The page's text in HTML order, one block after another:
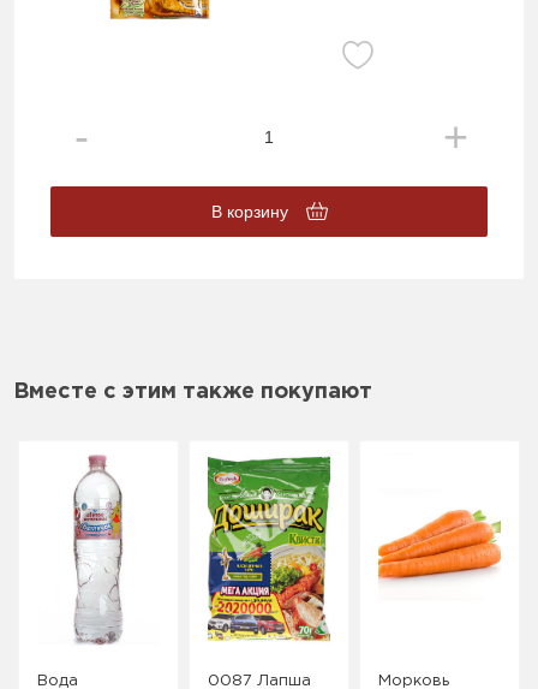
В корзину
Вместе с этим также покупают
Вода
0087 Лапша
Морковь